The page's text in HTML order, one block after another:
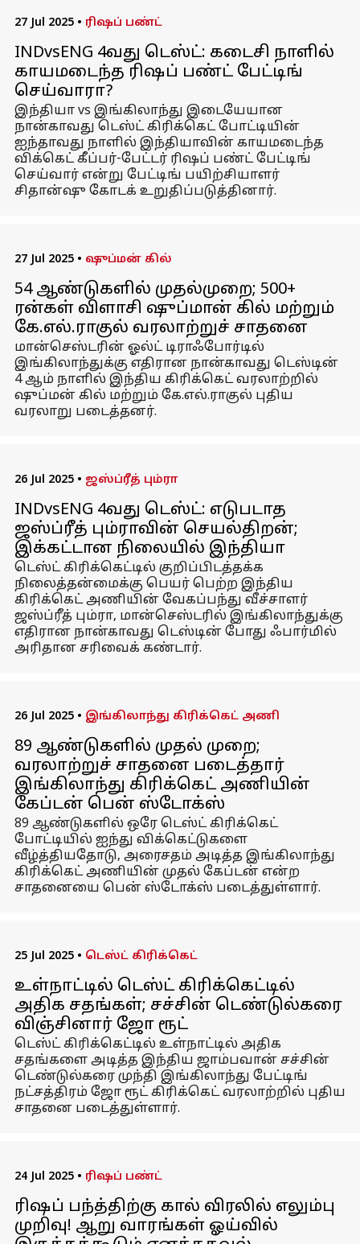
27 Jul 2025 • ரிஷப் பண்ட்
INDvsENG 4வது டெஸ்ட்: கடைசி நாளில்
காயமடைந்த ரிஷப் பண்ட் பேட்டிங்
செய்வாரா?
இந்தியா vs இங்கிலாந்து இடையேயான
நான்காவது டெஸ்ட் கிரிக்கெட் போட்டியின்
ஐந்தாவது நாளில் இந்தியாவின் காயமடைந்த
விக்கெட் கீப்பர்-பேட்டர் ரிஷப் பண்ட் பேட்டிங்
செய்வார் என்று பேட்டிங் பயிற்சியாளர்
சிதான்ஷு கோடக் உறுதிப்படுத்தினார்.
27 Jul 2025 • ஷுப்மன் கில்
54 ஆண்டுகளில் முதல்முறை; 500+
ரன்கள் விளாசி ஷுப்மான் கில் மற்றும்
கே.எல்.ராகுல் வரலாற்றுச் சாதனை
மான்செஸ்டரின் ஓல்ட் டிராஃபோர்டில்
இங்கிலாந்துக்கு எதிரான நான்காவது டெஸ்டின்
4 ஆம் நாளில் இந்திய கிரிக்கெட் வரலாற்றில்
ஷுப்மன் கில் மற்றும் கே.எல்.ராகுல் புதிய
வரலாறு படைத்தனர்.
26 Jul 2025 • ஜஸ்ப்ரீத் பும்ரா
INDvsENG 4வது டெஸ்ட்: எடுபடாத
ஜஸ்ப்ரீத் பும்ராவின் செயல்திறன்;
இக்கட்டான நிலையில் இந்தியா
டெஸ்ட் கிரிக்கெட்டில் குறிப்பிடத்தக்க
நிலைத்தன்மைக்கு பெயர் பெற்ற இந்திய
கிரிக்கெட் அணியின் வேகப்பந்து வீச்சாளர்
ஜஸ்ப்ரீத் பும்ரா, மான்செஸ்டரில் இங்கிலாந்துக்கு
எதிரான நான்காவது டெஸ்டின் போது ஃபார்மில்
அரிதான சரிவைக் கண்டார்.
26 Jul 2025 • இங்கிலாந்து கிரிக்கெட் அணி
89 ஆண்டுகளில் முதல் முறை;
வரலாற்றுச் சாதனை படைத்தார்
இங்கிலாந்து கிரிக்கெட் அணியின்
கேப்டன் பென் ஸ்டோக்ஸ்
89 ஆண்டுகளில் ஒரே டெஸ்ட் கிரிக்கெட்
போட்டியில் ஐந்து விக்கெட்டுகளை
வீழ்த்தியதோடு, அரைசதம் அடித்த இங்கிலாந்து
கிரிக்கெட் அணியின் முதல் கேப்டன் என்ற
சாதனையை பென் ஸ்டோக்ஸ் படைத்துள்ளார்.
25 Jul 2025 • டெஸ்ட் கிரிக்கெட்
உள்நாட்டில் டெஸ்ட் கிரிக்கெட்டில்
அதிக சதங்கள்; சச்சின் டெண்டுல்கரை
விஞ்சினார் ஜோ ரூட்
டெஸ்ட் கிரிக்கெட்டில் உள்நாட்டில் அதிக
சதங்களை அடித்த இந்திய ஜாம்பவான் சச்சின்
டெண்டுல்கரை முந்தி இங்கிலாந்து பேட்டிங்
நட்சத்திரம் ஜோ ரூட் கிரிக்கெட் வரலாற்றில் புதிய
சாதனை படைத்துள்ளார்.
24 Jul 2025 • ரிஷப் பண்ட்
ரிஷப் பந்த்திற்கு கால் விரலில் எலும்பு
முறிவு! ஆறு வாரங்கள் ஓய்வில்